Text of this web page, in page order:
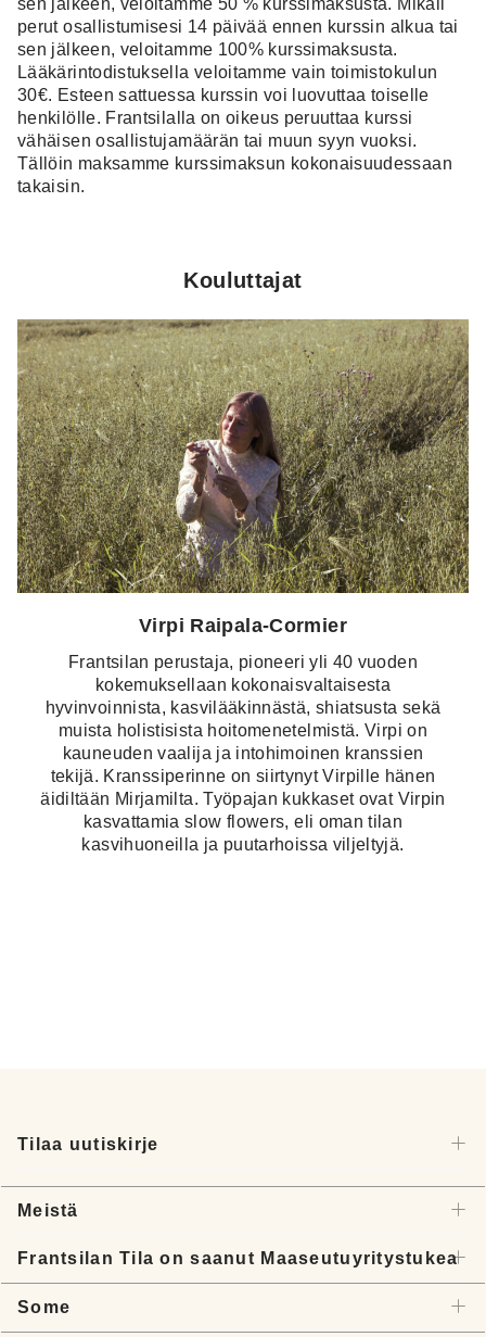
perut osallistumisesi 14 päivää ennen kurssin alkua tai
sen jälkeen, veloitamme 100% kurssimaksusta.
Lääkärintodistuksella veloitamme vain toimistokulun
30€. Esteen sattuessa kurssin voi luovuttaa toiselle
henkilölle. Frantsilalla on oikeus peruuttaa kurssi
vähäisen osallistujamäärän tai muun syyn vuoksi.
Tällöin maksamme kurssimaksun kokonaisuudessaan
takaisin.
Kouluttajat
Virpi Raipala-Cormier
Frantsilan perustaja, pioneeri yli 40 vuoden
kokemuksellaan kokonaisvaltaisesta
hyvinvoinnista, kasvilääkinnästä, shiatsusta sekä
muista holistisista hoitomenetelmistä. Virpi on
kauneuden vaalija ja intohimoinen kranssien
tekijä. Kranssiperinne on siirtynyt Virpille hänen
äidiltään Mirjamilta. Työpajan kukkaset ovat Virpin
kasvattamia slow flowers, eli oman tilan
kasvihuoneilla ja puutarhoissa viljeltyjä.
Meistä
Frantsilan Tila on saanut Maaseutuyritystukea
Some
Tilaa uutiskirje